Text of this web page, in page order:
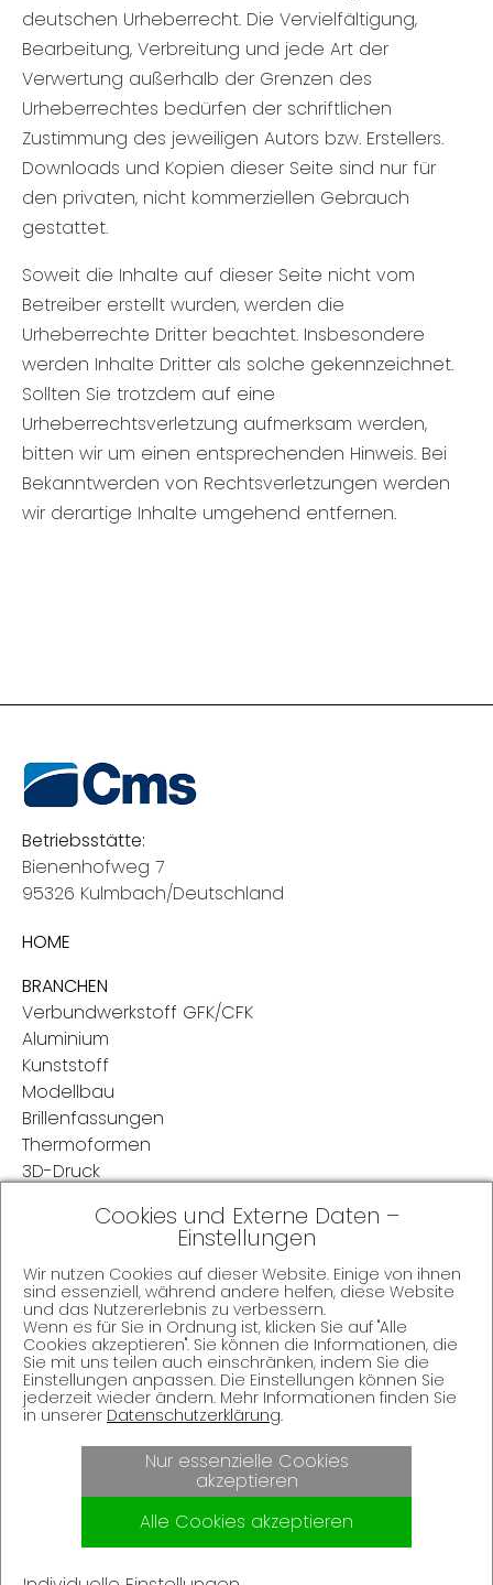
deutschen Urheberrecht. Die Vervielfältigung,
Bearbeitung, Verbreitung und jede Art der
Verwertung außerhalb der Grenzen des
Urheberrechtes bedürfen der schriftlichen
Zustimmung des jeweiligen Autors bzw. Erstellers.
Downloads und Kopien dieser Seite sind nur für
den privaten, nicht kommerziellen Gebrauch
gestattet.
Soweit die Inhalte auf dieser Seite nicht vom
Betreiber erstellt wurden, werden die
Urheberrechte Dritter beachtet. Insbesondere
werden Inhalte Dritter als solche gekennzeichnet.
Sollten Sie trotzdem auf eine
Urheberrechtsverletzung aufmerksam werden,
bitten wir um einen entsprechenden Hinweis. Bei
Bekanntwerden von Rechtsverletzungen werden
wir derartige Inhalte umgehend entfernen.
Betriebsstätte:
Bienenhofweg 7
95326 Kulmbach/Deutschland
HOME
BRANCHEN
Verbundwerkstoff GFK/CFK
Aluminium
Kunststoff
Modellbau
Brillenfassungen
Thermoformen
3D-Druck
REFERENZEN
UNTERNEHMEN
JOBS
AKTUELLES
NEWSLETTER
COOKIES
Cookies und Externe Daten –
Einstellungen
Wir nutzen Cookies auf dieser Website. Einige von ihnen
sind essenziell, während andere helfen, diese Website
und das Nutzererlebnis zu verbessern.
Wenn es für Sie in Ordnung ist, klicken Sie auf "Alle
Cookies akzeptieren". Sie können die Informationen, die
Sie mit uns teilen auch einschränken, indem Sie die
Einstellungen anpassen. Die Einstellungen können Sie
jederzeit wieder ändern. Mehr Informationen finden Sie
in unserer Datenschutzerklärung.
Nur essenzielle Cookies
akzeptieren
Alle Cookies akzeptieren